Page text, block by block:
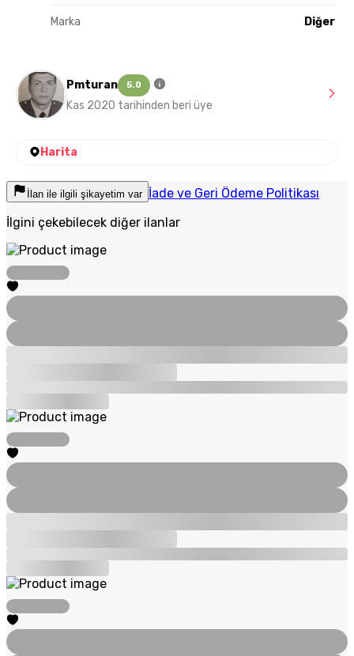
Marka Diğer
Pmturan 5.0
Kas 2020 tarihinden beri üye
Harita
İlan ile ilgili şikayetim var İade ve Geri Ödeme Politikası
İlgini çekebilecek diğer ilanlar